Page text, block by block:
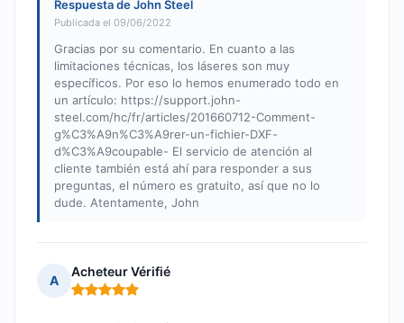
Respuesta de John Steel
Publicada el 09/06/2022
Gracias por su comentario. En cuanto a las
limitaciones técnicas, los láseres son muy
específicos. Por eso lo hemos enumerado todo en
un artículo: https://support.john-
steel.com/hc/fr/articles/201660712-Comment-
g%C3%A9n%C3%A9rer-un-fichier-DXF-
d%C3%A9coupable- El servicio de atención al
cliente también está ahí para responder a sus
preguntas, el número es gratuito, así que no lo
dude. Atentamente, John
A
Acheteur Vérifié
Nota: 5 de 5